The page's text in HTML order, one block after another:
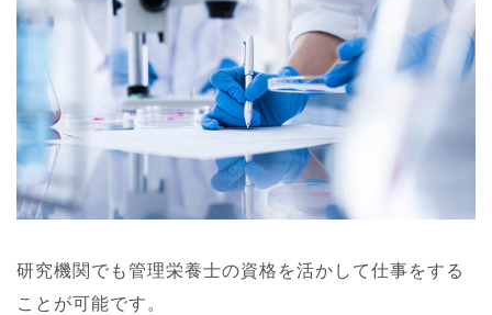
研究機関でも管理栄養士の資格を活かして仕事をする
ことが可能です。